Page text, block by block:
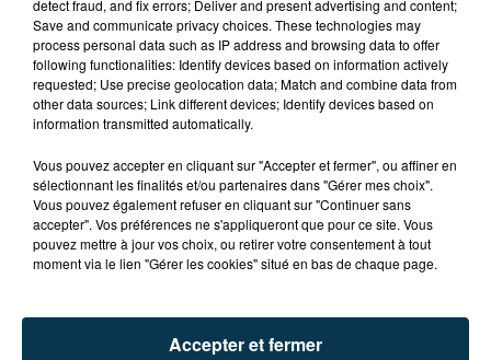
L’ASSE RÉDUIT FACE À SOCHAUX, UNE
PREMIÈRE VICTOIRE POUR NOS VERTS ?
detect fraud, and fix errors; Deliver and present advertising and content;
Save and communicate privacy choices. These technologies may
process personal data such as IP address and browsing data to offer
following functionalities: Identify devices based on information actively
requested; Use precise geolocation data; Match and combine data from
other data sources; Link different devices; Identify devices based on
information transmitted automatically.
Vous pouvez accepter en cliquant sur "Accepter et fermer", ou affiner en
sélectionnant les finalités et/ou partenaires dans "Gérer mes choix".
Vous pouvez également refuser en cliquant sur "Continuer sans
accepter". Vos préférences ne s'appliqueront que pour ce site. Vous
pouvez mettre à jour vos choix, ou retirer votre consentement à tout
moment via le lien "Gérer les cookies" situé en bas de chaque page.
Accepter et fermer